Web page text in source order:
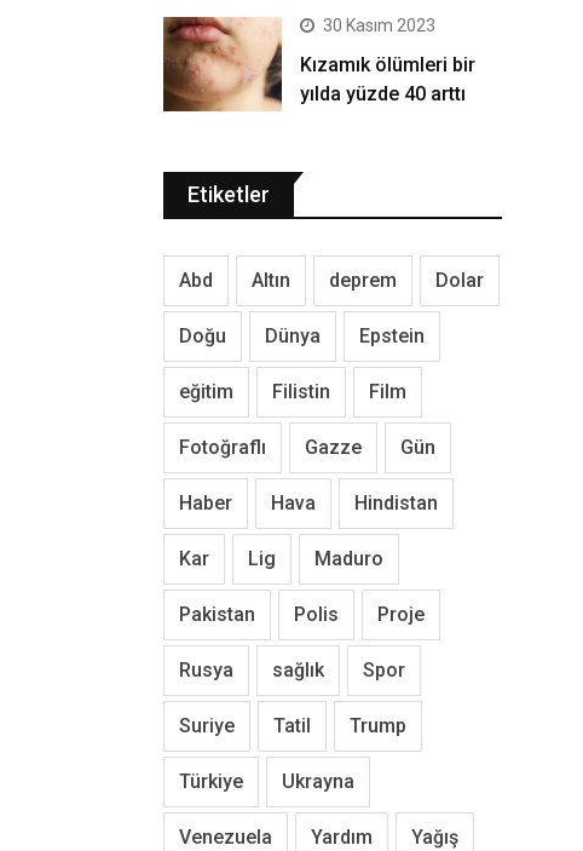
30 Kasım 2023
Kızamık ölümleri bir
yılda yüzde 40 arttı
Etiketler
Abd Altın deprem Dolar
Doğu Dünya Epstein
eğitim Filistin Film
Fotoğraflı Gazze Gün
Haber Hava Hindistan
Kar Lig Maduro
Pakistan Polis Proje
Rusya sağlık Spor
Suriye Tatil Trump
Türkiye Ukrayna
Venezuela Yardım Yağış